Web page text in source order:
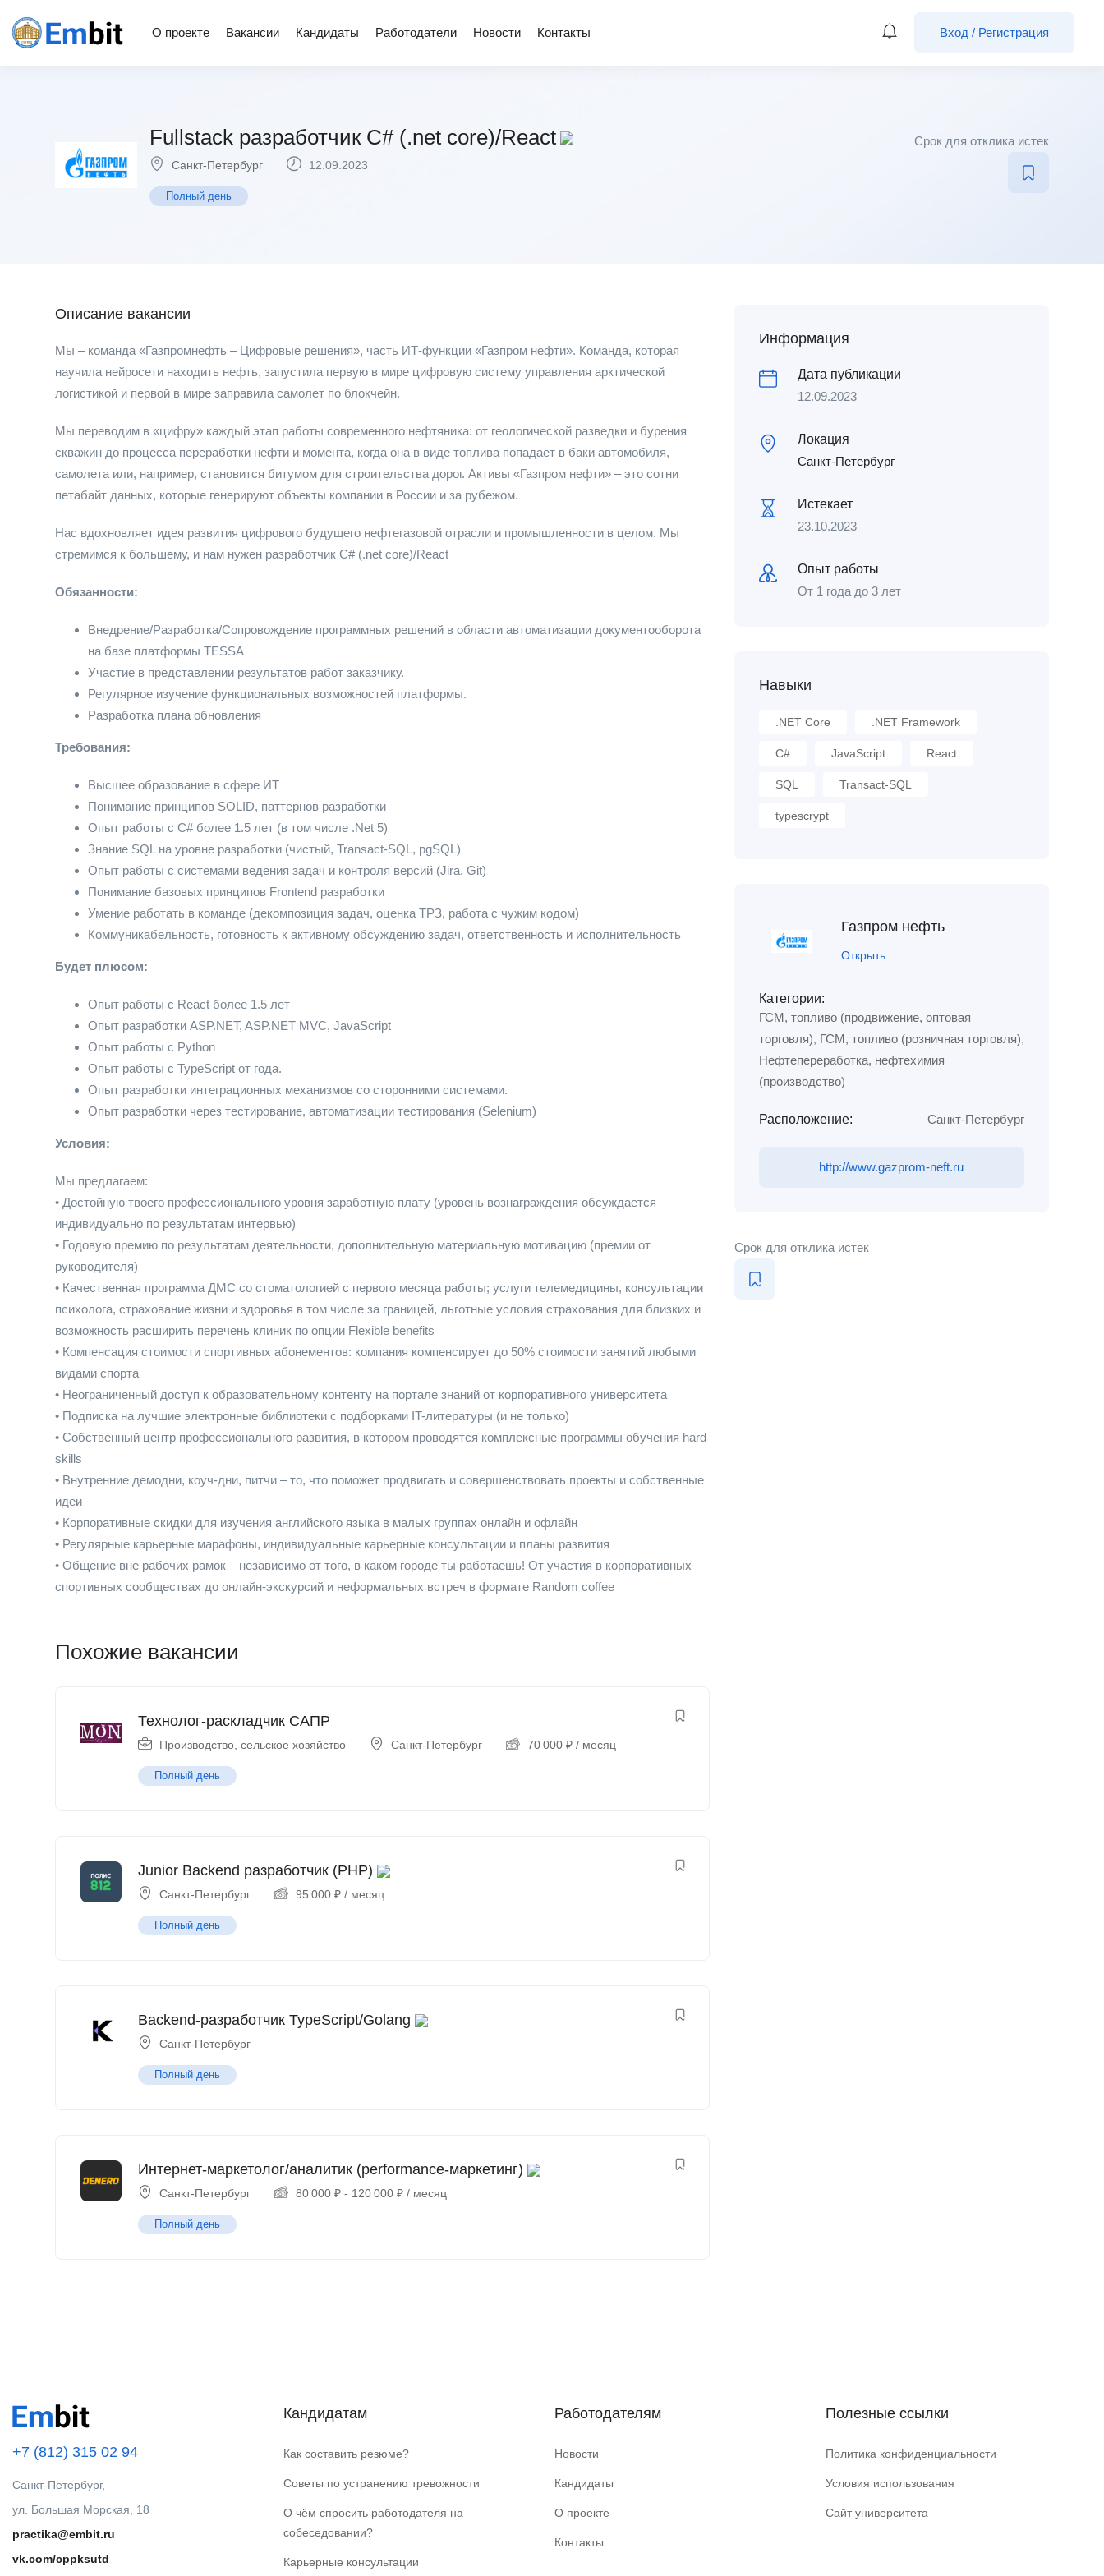
О проекте Вакансии Кандидаты Работодатели Новости Контакты Вход / Регистрация
Fullstack разработчик C# (.net core)/React
Санкт-Петербург 12.09.2023
Полный день
Срок для отклика истек
Описание вакансии
Мы – команда «Газпромнефть – Цифровые решения», часть ИТ-функции «Газпром нефти». Команда, которая
научила нейросети находить нефть, запустила первую в мире цифровую систему управления арктической
логистикой и первой в мире заправила самолет по блокчейн.
Мы переводим в «цифру» каждый этап работы современного нефтяника: от геологической разведки и бурения
скважин до процесса переработки нефти и момента, когда она в виде топлива попадает в баки автомобиля,
самолета или, например, становится битумом для строительства дорог. Активы «Газпром нефти» – это сотни
петабайт данных, которые генерируют объекты компании в России и за рубежом.
Нас вдохновляет идея развития цифрового будущего нефтегазовой отрасли и промышленности в целом. Мы
стремимся к большему, и нам нужен разработчик C# (.net core)/React
Обязанности:
Внедрение/Разработка/Сопровождение программных решений в области автоматизации документооборота
на базе платформы TESSA
Участие в представлении результатов работ заказчику.
Регулярное изучение функциональных возможностей платформы.
Разработка плана обновления
Требования:
Высшее образование в сфере ИТ
Понимание принципов SOLID, паттернов разработки
Опыт работы с C# более 1.5 лет (в том числе .Net 5)
Знание SQL на уровне разработки (чистый, Transact-SQL, pgSQL)
Опыт работы с системами ведения задач и контроля версий (Jira, Git)
Понимание базовых принципов Frontend разработки
Умение работать в команде (декомпозиция задач, оценка ТРЗ, работа с чужим кодом)
Коммуникабельность, готовность к активному обсуждению задач, ответственность и исполнительность
Будет плюсом:
Опыт работы с React более 1.5 лет
Опыт разработки ASP.NET, ASP.NET MVC, JavaScript
Опыт работы с Python
Опыт работы с TypeScript от года.
Опыт разработки интеграционных механизмов со сторонними системами.
Опыт разработки через тестирование, автоматизации тестирования (Selenium)
Условия:
Мы предлагаем:
• Достойную твоего профессионального уровня заработную плату (уровень вознаграждения обсуждается
индивидуально по результатам интервью)
• Годовую премию по результатам деятельности, дополнительную материальную мотивацию (премии от
руководителя)
• Качественная программа ДМС со стоматологией с первого месяца работы; услуги телемедицины, консультации
психолога, страхование жизни и здоровья в том числе за границей, льготные условия страхования для близких и
возможность расширить перечень клиник по опции Flexible benefits
• Компенсация стоимости спортивных абонементов: компания компенсирует до 50% стоимости занятий любыми
видами спорта
• Неограниченный доступ к образовательному контенту на портале знаний от корпоративного университета
• Подписка на лучшие электронные библиотеки с подборками IT-литературы (и не только)
• Собственный центр профессионального развития, в котором проводятся комплексные программы обучения hard
skills
• Внутренние демодни, коуч-дни, питчи – то, что поможет продвигать и совершенствовать проекты и собственные
идеи
• Корпоративные скидки для изучения английского языка в малых группах онлайн и офлайн
• Регулярные карьерные марафоны, индивидуальные карьерные консультации и планы развития
• Общение вне рабочих рамок – независимо от того, в каком городе ты работаешь! От участия в корпоративных
спортивных сообществах до онлайн-экскурсий и неформальных встреч в формате Random coffee
Похожие вакансии
Технолог-раскладчик САПР
Производство, сельское хозяйство Санкт-Петербург 70 000 ₽ / месяц
Полный день
Junior Backend разработчик (PHP)
Санкт-Петербург 95 000 ₽ / месяц
Полный день
Backend-разработчик TypeScript/Golang
Санкт-Петербург
Полный день
Интернет-маркетолог/аналитик (performance-маркетинг)
Санкт-Петербург 80 000 ₽ - 120 000 ₽ / месяц
Полный день
Информация
Дата публикации
12.09.2023
Локация
Санкт-Петербург
Истекает
23.10.2023
Опыт работы
От 1 года до 3 лет
Навыки
.NET Core .NET Framework
C# JavaScript React
SQL Transact-SQL
typescrypt
Газпром нефть
Открыть
Категории:
ГСМ, топливо (продвижение, оптовая
торговля), ГСМ, топливо (розничная торговля),
Нефтепереработка, нефтехимия
(производство)
Расположение: Санкт-Петербург
http://www.gazprom-neft.ru
Срок для отклика истек
+7 (812) 315 02 94
Санкт-Петербург,
ул. Большая Морская, 18
practika@embit.ru
vk.com/cppksutd
Кандидатам
Как составить резюме?
Советы по устранению тревожности
О чём спросить работодателя на
собеседовании?
Карьерные консультации
Работодателям
Новости
Кандидаты
О проекте
Контакты
Полезные ссылки
Политика конфиденциальности
Условия использования
Сайт университета